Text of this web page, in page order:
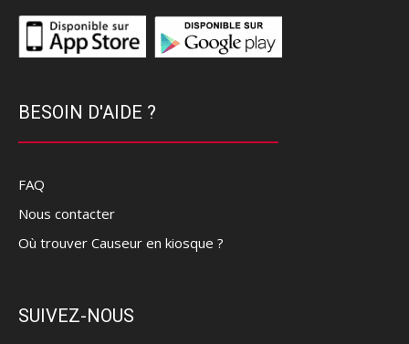
BESOIN D'AIDE ?
FAQ
Nous contacter
Où trouver Causeur en kiosque ?
SUIVEZ-NOUS